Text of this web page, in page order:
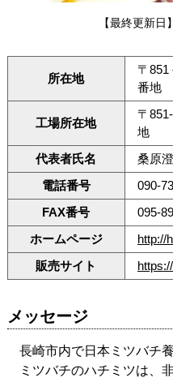
【最終更新
所在地
〒851
番地
工場所在地
〒
地
代表者氏名
桑原
電話番号
090-
FAX番号
095-
ホームページ
http://
販売サイト
メッセージ
長崎市内で日本ミツバチ
ミツバチのハチミツは、